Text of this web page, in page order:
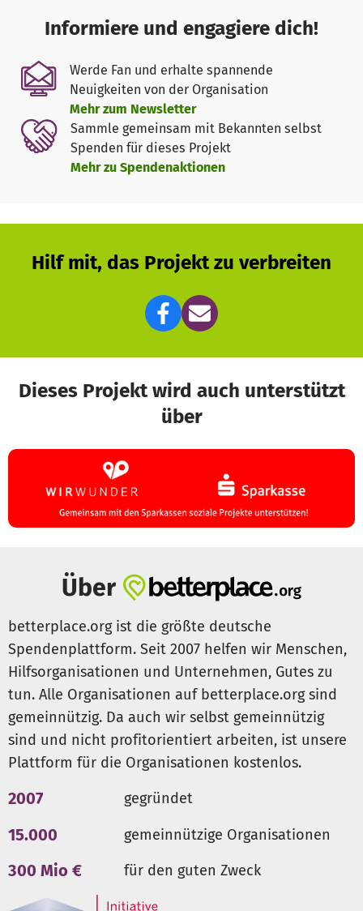
Informiere und engagiere dich!
Werde Fan und erhalte spannende
Neuigkeiten von der Organisation
Mehr zum Newsletter
Sammle gemeinsam mit Bekannten selbst
Spenden für dieses Projekt
Mehr zu Spendenaktionen
Hilf mit, das Projekt zu verbreiten
Dieses Projekt wird auch unterstützt
über
Über
betterplace.org ist die größte deutsche
Spendenplattform. Seit 2007 helfen wir Menschen,
Hilfsorganisationen und Unternehmen, Gutes zu
tun. Alle Organisationen auf betterplace.org sind
gemeinnützig. Da auch wir selbst gemeinnützig
sind und nicht profitorientiert arbeiten, ist unsere
Plattform für die Organisationen kostenlos.
2007 gegründet
15.000 gemeinnützige Organisationen
300 Mio € für den guten Zweck